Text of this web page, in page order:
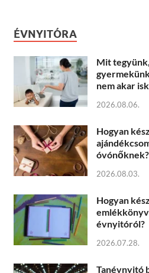
ÉVNYITÓRA
Mit
nem akar
2026.08.06.
Hogyan
óvónőknek?
2026.08.03.
Hogyan
évnyitóról?
2026.07.28.
Tanévnyitó